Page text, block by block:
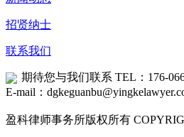
招贤纳士
联系我们
期待您与我们联系 TEL：176-
E-mail：
盈科律师事务所版权所有